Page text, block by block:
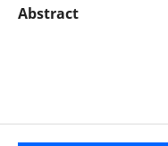
Abstract